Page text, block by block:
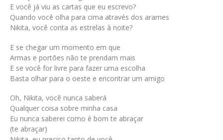
E você já viu as cartas que eu escrevo?
Quando você olha para cima através dos arames
Nikita, você conta as estrelas à noite?
E se chegar um momento em que
Armas e portões não te prendam mais
E se você for livre para fazer uma escolha
Basta olhar para o oeste e encontrar um amigo
Oh, Nikita, você nunca saberá
Qualquer coisa sobre minha casa
Eu nunca saberei como é bom te abraçar
(te abraçar)